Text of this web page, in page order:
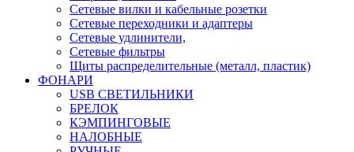
Сетевые вилки и кабельные розетки
Сетевые переходники и адаптеры
Сетевые удлинители,
Сетевые фильтры
Щиты распределительные (металл, пластик)
ФОНАРИ
USB СВЕТИЛЬНИКИ
БРЕЛОК
КЭМПИНГОВЫЕ
НАЛОБНЫЕ